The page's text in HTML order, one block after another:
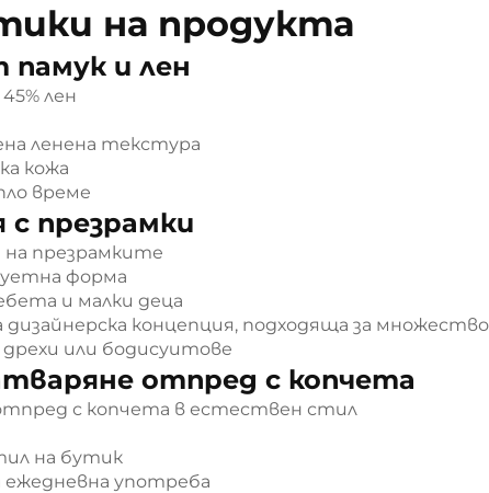
на продукта
и лен
лен
ленена текстура
кожа
време
с презрамки
на презрамките
форма
и малки деца
концепция, подходяща за множество
или бодисуитове
отпред с копчета
с копчета в естествен стил
на бутик
ежедневна употреба